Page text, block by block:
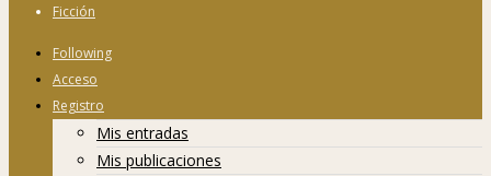
Ficción
Following
Acceso
Registro
Mis entradas
Mis publicaciones